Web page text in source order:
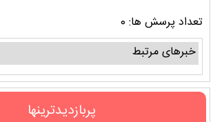
تعداد پرسش ها: 0
خبرهای مرتبط
پربازدیدترینها